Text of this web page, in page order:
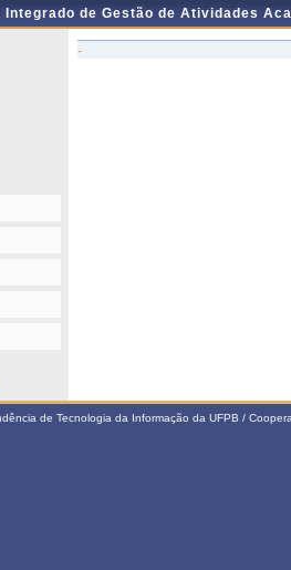
Integrado de Gestão de Atividades
-
de Tecnologia da Informação da UFPB /